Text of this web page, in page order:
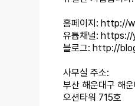
홈페이지: http://
유튭채널: https://
블로그: http://
사무실 주소:
부산 해운대구 해
오션타워 715호